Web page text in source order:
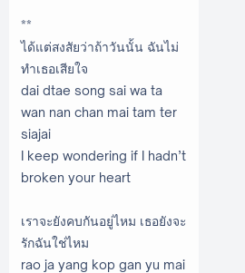
**
ได้แต่สงสัยว่าถ้าวันนั้น ฉันไม่
ทำเธอเสียใจ
dai dtae song sai wa ta
wan nan chan mai tam ter
siajai
I keep wondering if I hadn’t
broken your heart
เราจะยังคบกันอยู่ไหม เธอยังจะ
รักฉันใช่ไหม
rao ja yang kop gan yu mai